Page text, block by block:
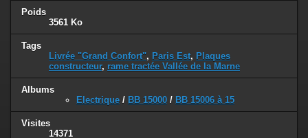
Poids
3561 Ko
Tags
Livrée "Grand Confort", Paris Est, Plaques
constructeur, rame tractée Vallée de la Marne
Albums
Electrique / BB 15000 / BB 15006 à 15
Visites
14371